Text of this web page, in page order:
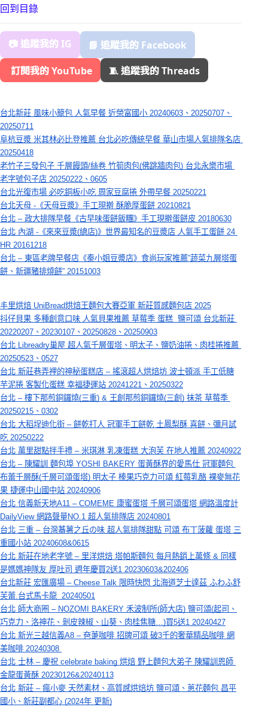
回到目錄
📷 追蹤我的 IG
📘 追蹤我的 Facebook
️ 訂閱我的 YouTube
🧵 追蹤我的 Threads
台北新莊 風味小籠包 人氣早餐 近榮富國小 20240603、20250707、
20250711
阜杭豆漿 米其林必比登推薦 台北必吃傳統早餐 華山市場人氣排隊名店
20250418
老竹子三發包子 千層饅頭/絲卷 竹筍肉包(佛跳牆肉包) 台北永樂市場
老字號包子店 20250222、0605
台北光復市場 必吃銅板小吃 周家豆腐捲 外帶早餐 20250221
台北天母 -《天母豆漿》手工現擀 酥脆厚蛋餅 20210821
台北 – 政大排隊早餐《古早味蛋餅飯糰》手工現擀蛋餅皮 20180630
台北 內湖 -《來來豆漿(總店)》世界最知名的豆漿店 人氣手工蛋餅 24
HR 20161218
台北 – 東區老牌早餐店《秦小姐豆漿店》食尚玩家推薦”蔬菜九層塔蛋
餅、新疆豬排燒餅” 20151003
丰里烘焙 UniBread烘焙王麵包大賽亞軍 新莊質感麵包店 2025
抖仔貝果 多種創意口味 人氣貝果推薦 草莓季 蛋糕  鹽可頌 台北新莊
20220207、20230107、20250828、20250903
台北 Libreadry巢屋 超人氣千層蛋塔、明太子、鹽奶油捲、肉桂捲推薦
20250523、0527
台北 新莊巷弄裡的神秘蛋糕店 – 搖滾超人烘焙坊 波士頓派 手工低糖
芋泥捲 客製化蛋糕 幸福捷運站 20241221、20250322
台北 – 樓下那煎銅鑼燒(三重) & 王創那煎銅鑼燒(三創) 抹茶 草莓季
20250215、0302
台北 大稻埕迪化街 – 餅乾打人 冠軍手工餅乾 土鳳梨酥 喜餅、彌月試
吃 20250222
台北 萬里甜點拌手禮 – 米琪淋 乳凍蛋糕 大泡芙 在地人推薦 20240922
台北 – 陳耀訓 麵包埠 YOSHI BAKERY 蛋黃酥界的愛馬仕 冠軍麵包
布蕾千層酥(千層可頌蛋塔) 明太子 榛果巧克力可頌 紅莓乳酪 裸麥無花
果 捷運中山國中站 20240906
台北 信義新天地A11 – COMEME 康蜜蛋塔 千層可頌蛋塔 網路溫度計
DailyView 網路聲量NO.1 超人氣排隊店 20240801
台北 三重 – 台灣蕃薯之丘の味 超人氣排隊甜點 可頌 布丁菠蘿 蛋塔 三
重國小站 20240608&0615
台北 新莊在地老字號 – 里洋烘焙 塔帕斯麵包 每月熱銷上萬條 & 同樣
是媽媽神隊友 厚吐司 週年慶買2送1 20230603&202406
台北新莊 宏匯廣場 – Cheese Talk 限時快閃 北海道芝士達茲 ふわふ舒
芙蕾.台式馬卡龍  20240501
台北 師大商圈 – NOZOMI BAKERY 禾波制所(師大店) 鹽可頌(起司、
巧克力、洛神花、剝皮辣椒、山葵、肉桂焦糖…)買5送1 20240427
台北 新光三越信義A8 – 夿萐咖啡 招牌可頌 破3千的奢華精品咖啡 網
美咖啡 20240308
台北 士林 – 慶祝 celebrate baking 烘焙 野上麵包大弟子 陳耀訓恩師
金龍蛋黃酥 20230126&20240113
台北 新莊 – 瘋小麥 天然素材、高質感烘焙坊 鹽可頌、蔥花麵包 昌平
國小、新莊副都心 (2024年 更新)